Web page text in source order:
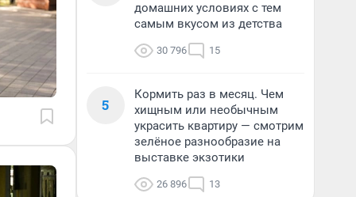
домашних условиях с тем
самым вкусом из детства
30 796 15
5
Кормить раз в месяц. Чем
хищным или необычным
украсить квартиру — смотрим
зелёное разнообразие на
выставке экзотики
26 896 13